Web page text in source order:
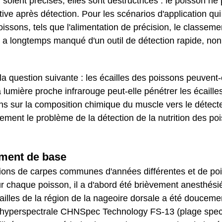
après détection. Pour les scénarios d'application qui
tels que l'alimentation de précision, le
longtemps manqué d'un outil de détection rapide,
question suivante : les écailles des poissons
proche infrarouge peut-elle pénétrer les
sur la composition chimique du muscle vers le
le problème de la détection de la nutrition des
de base
de carpes communes d'années différentes et de
chaque poisson, il a d'abord été brièvement
de la région de la nageoire dorsale a été
CHNSpec Technology FS-13 (plage